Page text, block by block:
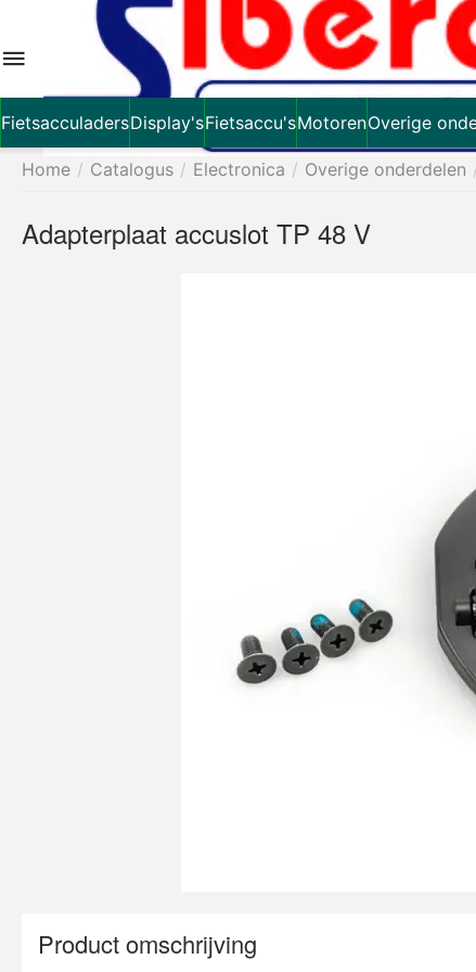
FietsacculadersDisplay'sFietsaccu'sMotorenOverige
Home / Catalogus / Electronica / Overige onderdelen
Adapterplaat accuslot TP 48 V
Product omschrijving